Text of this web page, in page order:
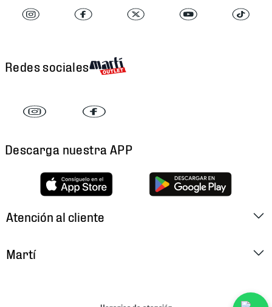
Redes sociales
Descarga nuestra APP
Atención al cliente
Martí